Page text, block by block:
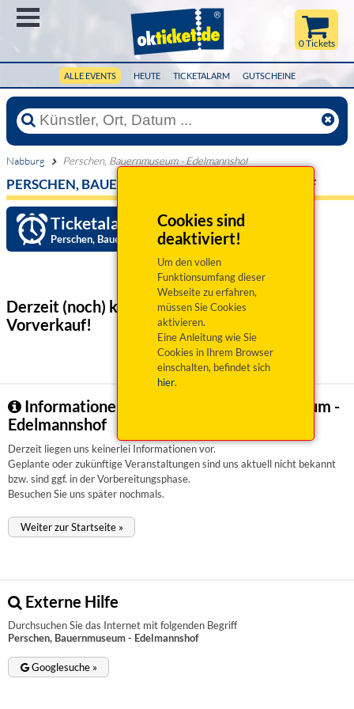
ALLE EVENTS HEUTE TICKETALARM GUTSCHEINE
0 Tickets
Cookies sind
deaktiviert!
Um den vollen
Funktionsumfang dieser
Webseite zu erfahren,
müssen Sie Cookies
aktivieren.
Eine Anleitung wie Sie
Cookies in Ihrem Browser
einschalten, befindet sich
hier.
Nabburg Perschen, Bauernmuseum - Edelmannshof
PERSCHEN, BAUERNMUSEUM - EDELMANNSHOF
Ticketalarm einrichten »
Perschen, Bauernmuseum - Edelmannshof
Derzeit (noch) keine Veranstaltungen
Vorverkauf!
Informationen zu Perschen, Bauernmuseum -
Edelmannshof
Derzeit liegen uns keinerlei Informationen vor.
Geplante oder zukünftige Veranstaltungen sind uns aktuell nicht bekannt
bzw. sind ggf. in der Vorbereitungsphase.
Besuchen Sie uns später nochmals.
Weiter zur Startseite »
Externe Hilfe
Durchsuchen Sie das Internet mit folgenden Begriff
Perschen, Bauernmuseum - Edelmannshof
Googlesuche »